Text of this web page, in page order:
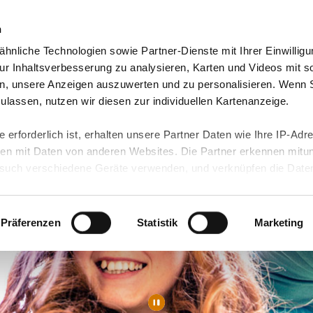
Technologien sowie Partner-Dienste mit Ihrer
Inhaltsverbesserung zu analysieren, Karten und Videos mit
unsere Anzeigen auszuwerten und zu personalisieren. Wenn
nutzen wir diesen zur individuellen Kartenanzeige.
erforderlich ist, erhalten unsere Partner Daten wie Ihre IP-
mit Daten von anderen Websites. Die Partner erkennen
verschiedene Geräte verwenden, und verknüpfen die Daten
ist kein der EU gleichwertiges Datenschutzniveau
Daten führen kann.
unserenDatenschutzhinweisenund in unsererCookie-
Funktionen für diese Zwecke aktiviert sind, müssen Sie
mittels nachfolgender Buttons über Ihre Einwilligung für
erteilte Einwilligung stets für die Zukunft widerrufen. Bitte
Präferenzen Statistik Marketing
& Angebote Presse & Themen Jobs & Karriere